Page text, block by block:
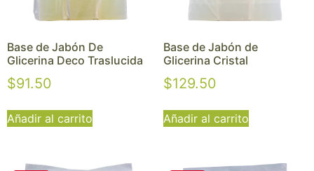
Base de Jabón De
Glicerina Deco Traslucida
$91.50
Añadir al carrito
Base de Jabón de
Glicerina Cristal
$129.50
Añadir al carrito